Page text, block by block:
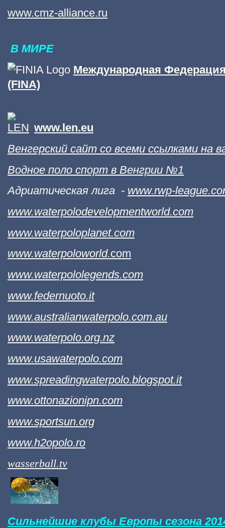
www.cmz-alliance.ru
В МИРЕ
Международная
(FINA)
www.len.eu
Венгерский сайт со всеми ссылками на
Водное поло спорт в Венгрии №1
Адриатическая лига - www.rwp-
www.waterpolodevelopmentworld.com
www.waterpoloplanet.com
www.waterpoloworld.com
www.waterpololegends.com
www.federnuoto.it
www.australianwaterpolo.com.au
www.waterpolo.org.nz
www.usawaterpolo.com
www.spreadingwaterpolo.blogspot.it
www.ottonazionipn.com
www.sportsun.org
www.h2opolo.ro
wasserball.tv
Сильнейшие клубы Европы сезона